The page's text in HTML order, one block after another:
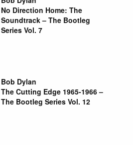
No Direction Home: The
Soundtrack – The Bootleg
Series Vol. 7
Bob Dylan
The Cutting Edge 1965-1966 –
The Bootleg Series Vol. 12